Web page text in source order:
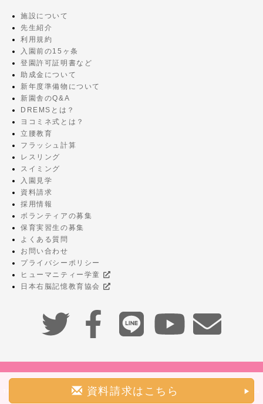
施設について
先生紹介
利用規約
入園前の15ヶ条
登園許可証明書など
助成金について
新年度準備物について
新園舎のQ&A
DREMSとは？
ヨコミネ式とは？
立腰教育
フラッシュ計算
レスリング
スイミング
入園見学
資料請求
採用情報
ボランティアの募集
保育実習生の募集
よくある質問
お問い合わせ
プライバシーポリシー
ヒューマニティー学童
日本右脳記憶教育協会
©2026humanity.
This site is protected by reCAPTCHA and the Google Privacy Policy
Terms of Service
資料請求はこちら